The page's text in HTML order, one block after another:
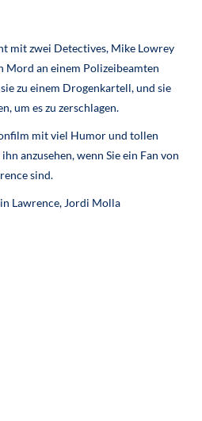
mit zwei Detectives, Mike Lowrey
Mord an einem Polizeibeamten
zu einem Drogenkartell, und sie
um es zu zerschlagen.
mit viel Humor und tollen
anzusehen, wenn Sie ein Fan von
sind.
Lawrence, Jordi Molla